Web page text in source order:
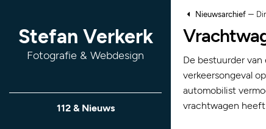
Stefan Verkerk
Fotografie & Webdesign
112 & Nieuws
Nieuwsarchief–
De bestuurder
verkeersongeval
automobilist
vrachtwagen